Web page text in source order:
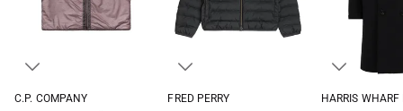
C.P. COMPANY
FRED PERRY
HARRIS